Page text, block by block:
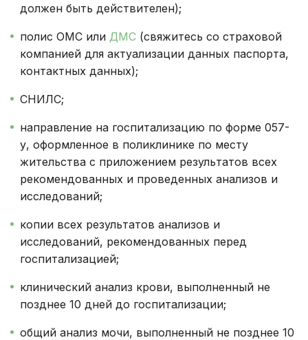
должен быть действителен);
полис ОМС или ДМС (свяжитесь со страховой
компанией для актуализации данных паспорта,
контактных данных);
СНИЛС;
направление на госпитализацию по форме 057-
у, оформленное в поликлинике по месту
жительства с приложением результатов всех
рекомендованных и проведенных анализов и
исследований;
копии всех результатов анализов и
исследований, рекомендованных перед
госпитализацией;
клинический анализ крови, выполненный не
позднее 10 дней до госпитализации;
общий анализ мочи, выполненный не позднее 10